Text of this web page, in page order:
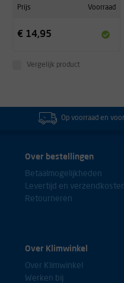
Prijs Voorraad
€ 14,95
Vergelijk product
Op voorraad en
Over bestellingen
Betaalmogelijkheden
Levertijd en
Retourneren
Over Klimwinkel
Over Klimwinkel
Werken bij